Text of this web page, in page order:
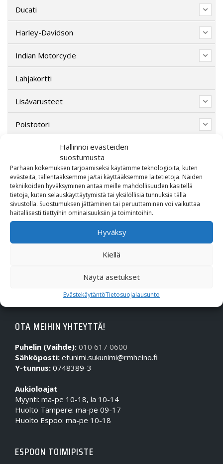
Hallinnoi evästeiden
suostumusta
Parhaan kokemuksen tarjoamiseksi käytämme teknologioita, kuten
evästeitä, tallentaaksemme ja/tai käyttääksemme laitetietoja. Näiden
tekniikoiden hyväksyminen antaa meille mahdollisuuden käsitellä
tietoja, kuten selauskäyttäytymistä tai yksilöllisiä tunnuksia tällä
sivustolla. Suostumuksen jättäminen tai peruuttaminen voi vaikuttaa
haitallisesti tiettyihin ominaisuuksiin ja toimintoihin.
Hyväksy
Kiellä
Näytä asetukset
EvästekäytäntöTietosuojalausunto
Ducati
Harley-Davidson
Indian Motorcycle
Lahjakortti
Lisävarusteet
Poistotori
Suzuki
SW-Motech
Varaosat/Sekalaiset
OTA MEIHIN YHTEYTTÄ!
Puhelin (Vaihde): 010 617 0600
Sähköposti: etunimi.sukunimi@rmheino.fi
Y-tunnus: 0748389-3
Aukioloajat
Myynti: ma-pe 10-18, la 10-14
Huolto Tampere: ma-pe 09-17
Huolto Espoo: ma-pe 10-18
ESPOON TOIMIPISTE